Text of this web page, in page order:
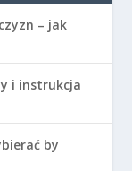
– jak
i instrukcja
by